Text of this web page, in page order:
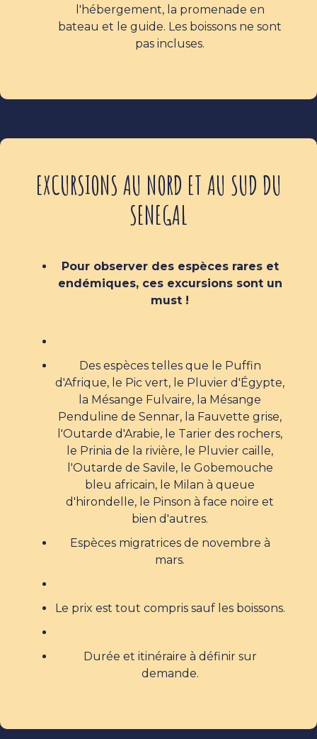
l'hébergement, la promenade en
bateau et le guide. Les boissons ne sont
pas incluses.
EXCURSIONS AU NORD ET AU SUD DU
SENEGAL
Pour observer des espèces rares et
endémiques, ces excursions sont un
must !
Des espèces telles que le Puffin
d'Afrique, le Pic vert, le Pluvier d'Égypte,
la Mésange Fulvaire, la Mésange
Penduline de Sennar, la Fauvette grise,
l'Outarde d'Arabie, le Tarier des rochers,
le Prinia de la rivière, le Pluvier caille,
l'Outarde de Savile, le Gobemouche
bleu africain, le Milan à queue
d'hirondelle, le Pinson à face noire et
bien d'autres.
Espèces migratrices de novembre à
mars.
Le prix est tout compris sauf les boissons.
Durée et itinéraire à définir sur
demande.